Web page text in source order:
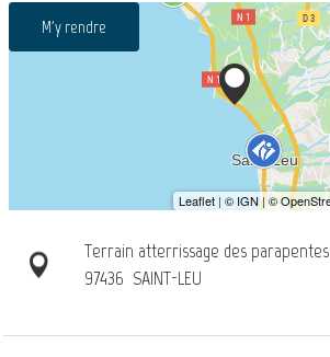
M'y rendre
Terrain atterrissage des parapentes
97436 SAINT-LEU